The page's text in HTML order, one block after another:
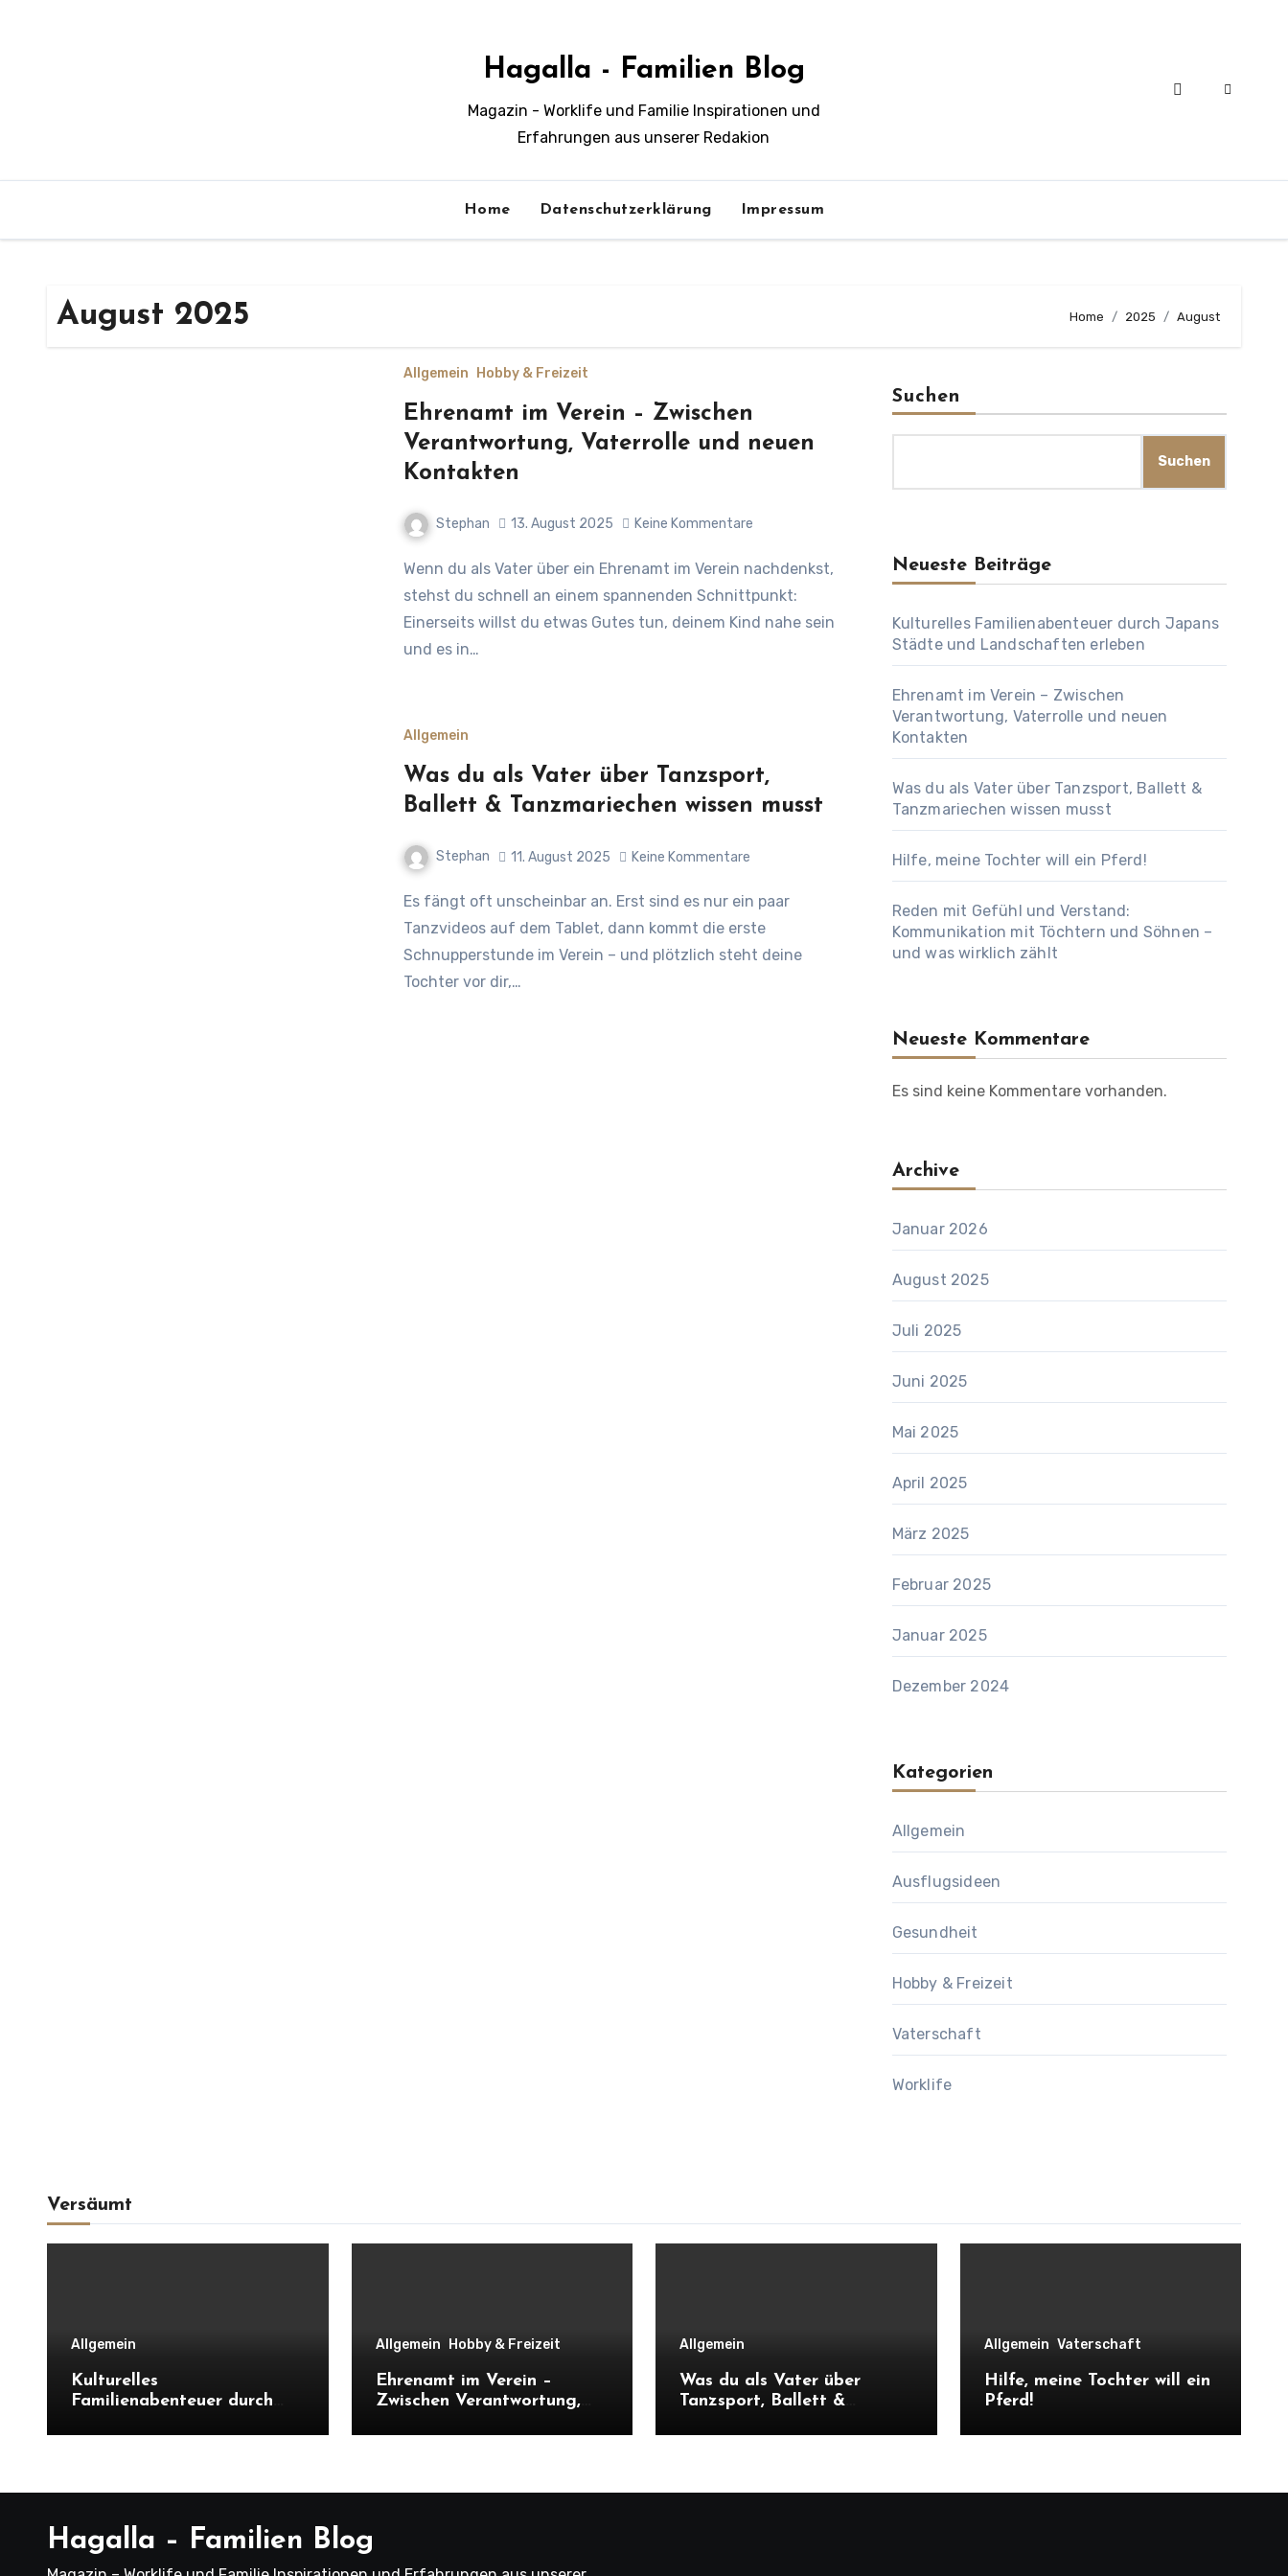
Hagalla - Familien Blog
Magazin - Worklife und Familie Inspirationen und
Erfahrungen aus unserer Redakion
Home Datenschutzerklärung Impressum
August 2025 Home 2025 August
Allgemein Hobby & Freizeit
Ehrenamt im Verein – Zwischen
Verantwortung, Vaterrolle und neuen
Kontakten
Stephan 13. August 2025 Keine Kommentare
Wenn du als Vater über ein Ehrenamt im Verein nachdenkst,
stehst du schnell an einem spannenden Schnittpunkt:
Einerseits willst du etwas Gutes tun, deinem Kind nahe sein
und es in…
Allgemein
Was du als Vater über Tanzsport,
Ballett & Tanzmariechen wissen musst
Stephan 11. August 2025 Keine Kommentare
Es fängt oft unscheinbar an. Erst sind es nur ein paar
Tanzvideos auf dem Tablet, dann kommt die erste
Schnupperstunde im Verein – und plötzlich steht deine
Tochter vor dir,…
Suchen
Suchen
Neueste Beiträge
Kulturelles Familienabenteuer durch Japans
Städte und Landschaften erleben
Ehrenamt im Verein – Zwischen
Verantwortung, Vaterrolle und neuen
Kontakten
Was du als Vater über Tanzsport, Ballett &
Tanzmariechen wissen musst
Hilfe, meine Tochter will ein Pferd!
Reden mit Gefühl und Verstand:
Kommunikation mit Töchtern und Söhnen –
und was wirklich zählt
Neueste Kommentare
Es sind keine Kommentare vorhanden.
Archive
Januar 2026
August 2025
Juli 2025
Juni 2025
Mai 2025
April 2025
März 2025
Februar 2025
Januar 2025
Dezember 2024
Kategorien
Allgemein
Ausflugsideen
Gesundheit
Hobby & Freizeit
Vaterschaft
Worklife
Versäumt
Allgemein
Kulturelles
Familienabenteuer durch
Landschaften erleben
Allgemein Hobby & Freizeit
Ehrenamt im Verein –
Zwischen Verantwortung,
Kontakten
Allgemein
Was du als Vater über
Tanzsport, Ballett &
Allgemein Vaterschaft
Hilfe, meine Tochter will ein
Pferd!
Hagalla – Familien Blog